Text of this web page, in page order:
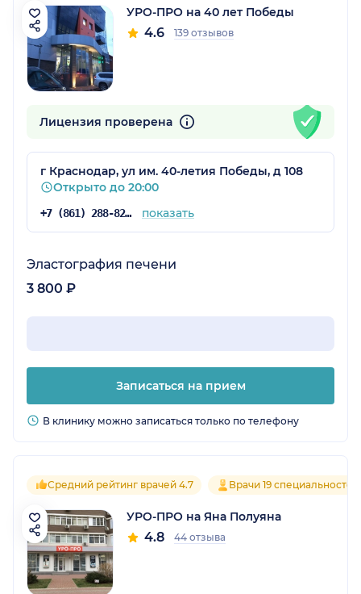
УРО-ПРО на 40 лет Победы
4.6 139 отзывов
Лицензия проверена
г Краснодар, ул им. 40-летия Победы, д 108
Открыто до 20:00
+7 (861) 288-82-96 показать
Эластография печени
3 800 ₽
Записаться на прием
В клинику можно записаться только по телефону
Средний рейтинг врачей 4.7 Врачи 19 специальностей
УРО-ПРО на Яна Полуяна
4.8 44 отзыва